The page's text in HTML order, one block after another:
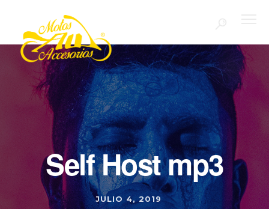
Self Host mp3
JULIO 4, 2019